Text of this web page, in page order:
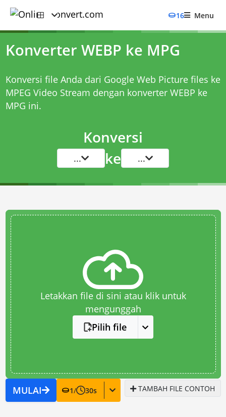
16 Menu
Konverter WEBP ke MPG
Konversi file Anda dari Google Web Picture files ke
MPEG Video Stream dengan konverter WEBP ke
MPG ini.
Konversi
... ke ...
Letakkan file di sini atau klik untuk
mengunggah
Pilih file
MULAI 1/ 30s TAMBAH FILE CONTOH